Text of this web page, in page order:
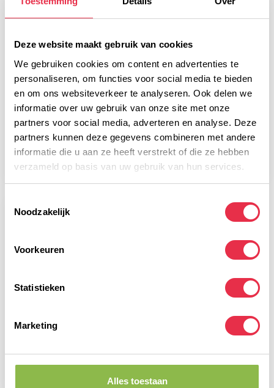
Deze website maakt gebruik van cookies
We gebruiken cookies om content en advertenties te
personaliseren, om functies voor social media te bieden
en om ons websiteverkeer te analyseren. Ook delen we
informatie over uw gebruik van onze site met onze
partners voor social media, adverteren en analyse. Deze
partners kunnen deze gegevens combineren met andere
informatie die u aan ze heeft verstrekt of die ze hebben
verzameld op basis van uw gebruik van hun services.
Noodzakelijk
Voorkeuren
Statistieken
Marketing
Alles toestaan
U SPORT ENERGY CUBES
ENDURANCE BLACK
CURRANT
2,20
U-SPORT ENERGIE CARB GEL
COLA + CAFEÏNE
2,10
U-SPORTS
CINNAMON